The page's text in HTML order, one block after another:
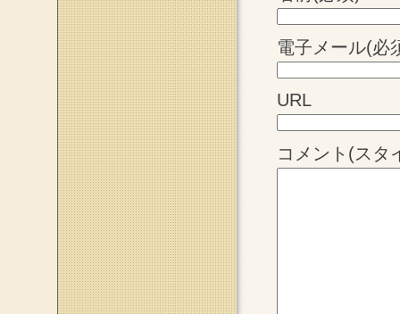
電子メール(必
URL
コメント(スタ